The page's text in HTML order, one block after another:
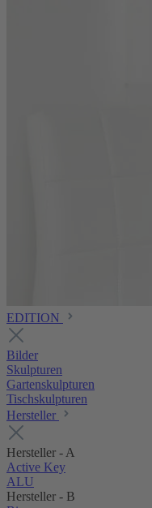
EDITION
Bilder
Skulpturen
Gartenskulpturen
Tischskulpturen
Hersteller
Hersteller - A
Active Key
ALU
Hersteller - B